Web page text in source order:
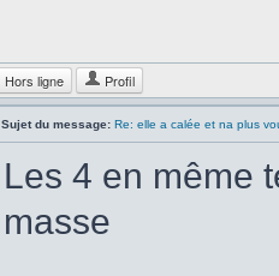
Hors ligne Profil
Sujet du message: Re: elle a calée et na plus
Les 4 en même
masse